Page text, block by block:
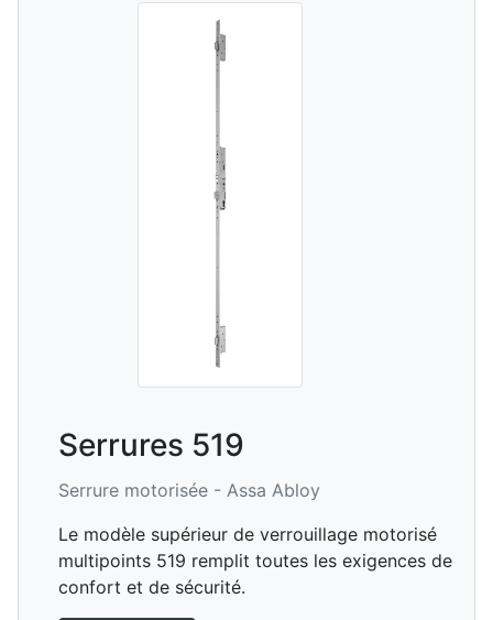
Serrures 519
Serrure motorisée - Assa Abloy
Le modèle supérieur de verrouillage motorisé
multipoints 519 remplit toutes les exigences de
confort et de sécurité.